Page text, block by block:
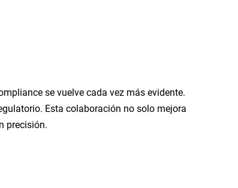
se vuelve cada vez más evidente.
Esta colaboración no solo mejora
precisión.